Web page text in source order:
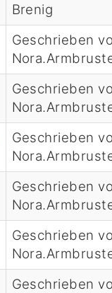
Brenig
Geschrieben
Geschrieben
Geschrieben
Geschrieben
Geschrieben
Geschrieben